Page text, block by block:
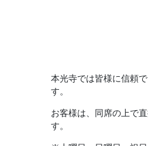
本光寺では皆様に信頼
す。
お客様は、同席の上で
す。